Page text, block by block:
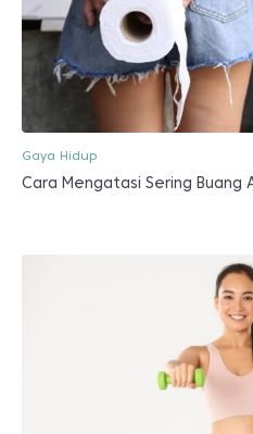
Gaya Hidup
Cara Mengatasi Sering Buang